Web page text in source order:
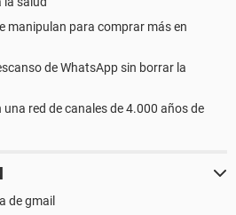
manipulan para comprar más en
de WhatsApp sin borrar la
red de canales de 4.000 años de
de gmail